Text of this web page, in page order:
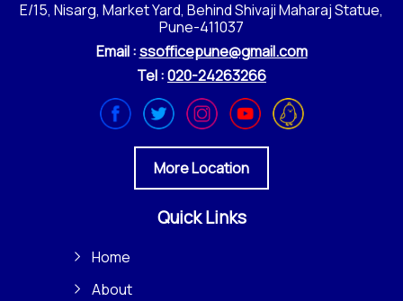
E/15, Nisarg, Market Yard, Behind Shivaji Maharaj Statue,
Pune-411037
Email :ssofficepune@gmail.com
Tel :020-24263266
More Location
Quick Links
Home
About